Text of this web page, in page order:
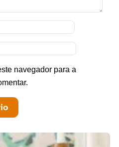
navegador para a